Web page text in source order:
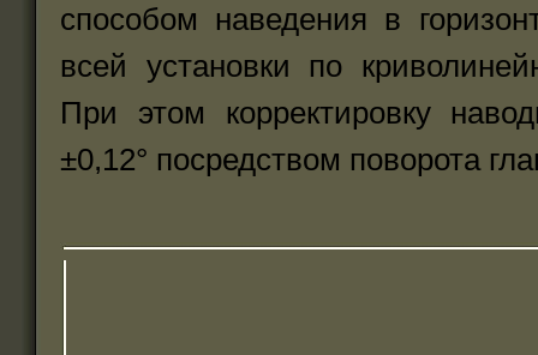
способом наведения в
всей установки по
При этом корректировку
±0,12° посредством поворота